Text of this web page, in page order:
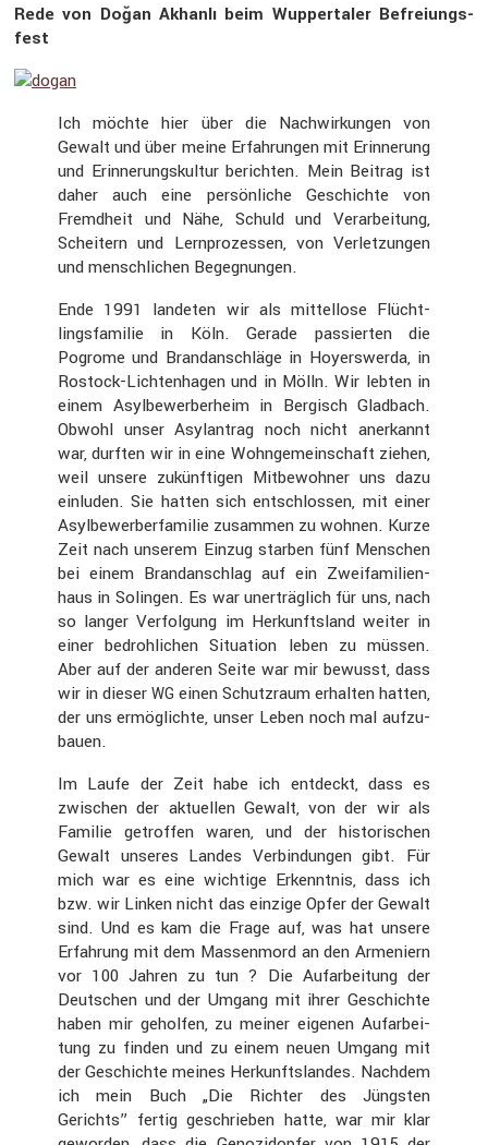
Rede von Doğan Akhanlı beim Wupper­taler Befrei­ungs­
fest
Ich möchte hier über die Nachwir­kungen von
Gewalt und über meine Erfah­rungen mit Erinne­rung
und Erinne­rungs­kultur berichten. Mein Beitrag ist
daher auch eine persön­liche Geschichte von
Fremd­heit und Nähe, Schuld und Verar­bei­tung,
Schei­tern und Lernpro­zessen, von Verlet­zungen
und mensch­li­chen Begeg­nungen.
Ende 1991 landeten wir als mittel­lose Flücht­
lings­fa­milie in Köln. Gerade passierten die
Pogrome und Brand­an­schläge in Hoyers­werda, in
Rostock-Lichten­hagen und in Mölln. Wir lebten in
einem Asylbe­wer­ber­heim in Bergisch Gladbach.
Obwohl unser Asylan­trag noch nicht anerkannt
war, durften wir in eine Wohnge­mein­schaft ziehen,
weil unsere zukünf­tigen Mitbe­wohner uns dazu
einluden. Sie hatten sich entschlossen, mit einer
Asylbe­wer­ber­fa­milie zusammen zu wohnen. Kurze
Zeit nach unserem Einzug starben fünf Menschen
bei einem Brand­an­schlag auf ein Zweifa­mi­li­en­
haus in Solingen. Es war unerträg­lich für uns, nach
so langer Verfol­gung im Herkunfts­land weiter in
einer bedroh­li­chen Situa­tion leben zu müssen.
Aber auf der anderen Seite war mir bewusst, dass
wir in dieser WG einen Schutz­raum erhalten hatten,
der uns ermög­lichte, unser Leben noch mal aufzu­
bauen.
Im Laufe der Zeit habe ich entdeckt, dass es
zwischen der aktuellen Gewalt, von der wir als
Familie getroffen waren, und der histo­ri­schen
Gewalt unseres Landes Verbin­dungen gibt. Für
mich war es eine wichtige Erkenntnis, dass ich
bzw. wir Linken nicht das einzige Opfer der Gewalt
sind. Und es kam die Frage auf, was hat unsere
Erfah­rung mit dem Massen­mord an den Armeniern
vor 100 Jahren zu tun ? Die Aufar­bei­tung der
Deutschen und der Umgang mit ihrer Geschichte
haben mir geholfen, zu meiner eigenen Aufar­bei­
tung zu finden und zu einem neuen Umgang mit
der Geschichte meines Herkunfts­landes. Nachdem
ich mein Buch „Die Richter des Jüngsten
Gerichts” fertig geschrieben hatte, war mir klar